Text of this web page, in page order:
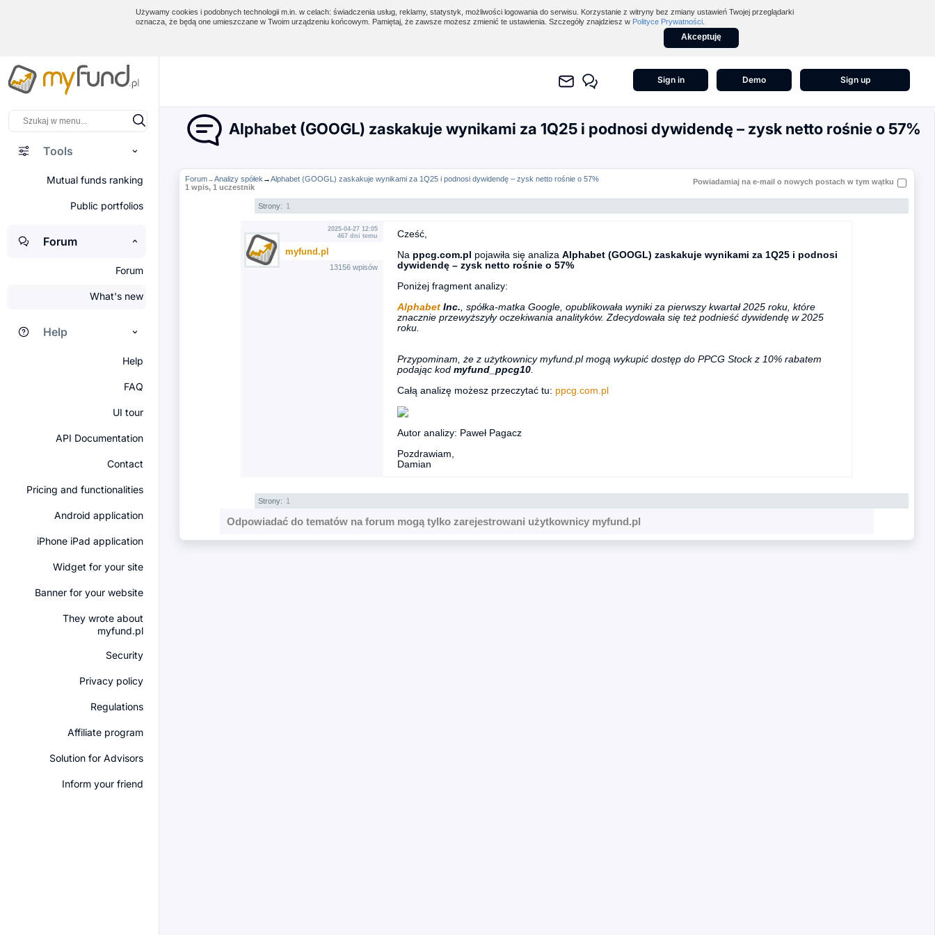
Używamy cookies i podobnych technologii m.in. w celach: świadczenia usług, reklamy, statystyk, możliwości logowania do serwisu. Korzystanie z witryny bez zmiany ustawień Twojej przeglądarki
oznacza, że będą one umieszczane w Twoim urządzeniu końcowym. Pamiętaj, że zawsze możesz zmienić te ustawienia. Szczegóły znajdziesz w Polityce Prywatności
Akceptuję
Tools
Mutual funds ranking
Public portfolios
Forum
Forum
What's new
Help
Help
FAQ
UI tour
API Documentation
Contact
Pricing and functionalities
Android application
iPhone iPad application
Widget for your site
Banner for your website
They wrote about
myfund.pl
Security
Privacy policy
Regulations
Affiliate program
Solution for Advisors
Inform your friend
Sign in Demo Sign up
Alphabet (GOOGL) zaskakuje wynikami za 1Q25 i podnosi dywidendę – zysk netto rośnie o 57%
Forum→Analizy spółek →Alphabet (GOOGL) zaskakuje wynikami za 1Q25 i podnosi dywidendę – zysk netto rośnie o 57%
1 wpis, 1 uczestnik
Powiadamiaj na e-mail o nowych postach w tym wątku
Strony: 1
2025-04-27 12:05
467 dni temu
myfund.pl
13156 wpisów
Cześć,
Na ppcg.com.pl pojawiła się analiza Alphabet (GOOGL) zaskakuje wynikami za 1Q25 i podnosi
dywidendę – zysk netto rośnie o 57%
Poniżej fragment analizy:
AlphabetInc., spółka-matka Google, opublikowała wyniki za pierwszy kwartał 2025 roku, które
znacznie przewyższyły oczekiwania analityków. Zdecydowała się też podnieść dywidendę w 2025
roku.
Przypominam, że z użytkownicy myfund.pl mogą wykupić dostęp do PPCG Stock z 10% rabatem
podając kod myfund_ppcg10.
Całą analizę możesz przeczytać tu: ppcg.com.pl
Autor analizy: Paweł Pagacz
Pozdrawiam,
Damian
Strony: 1
Odpowiadać do tematów na forum mogą tylko zarejestrowani użytkownicy myfund.pl